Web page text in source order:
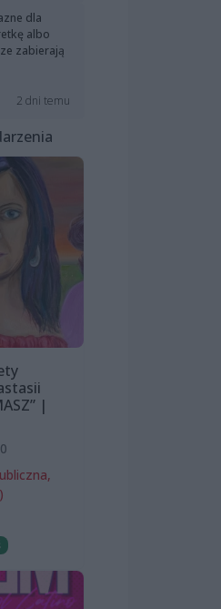
dla
albo
zabierają
2 dni temu
|